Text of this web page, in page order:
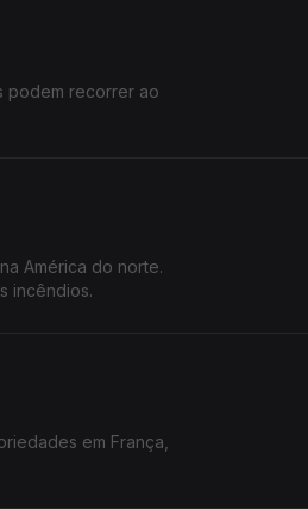
podem recorrer ao
América do norte.
incêndios.
em França,